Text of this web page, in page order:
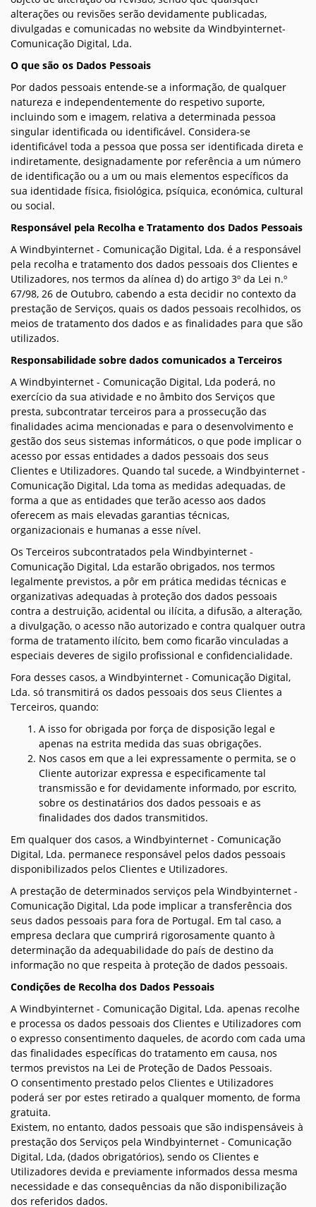
alterações ou revisões serão devidamente publicadas,
divulgadas e comunicadas no website da Windbyinternet-
Comunicação Digital, Lda.
O que são os Dados Pessoais
Por dados pessoais entende-se a informação, de qualquer
natureza e independentemente do respetivo suporte,
incluindo som e imagem, relativa a determinada pessoa
singular identificada ou identificável. Considera-se
identificável toda a pessoa que possa ser identificada direta e
indiretamente, designadamente por referência a um número
de identificação ou a um ou mais elementos específicos da
sua identidade física, fisiológica, psíquica, económica, cultural
ou social.
Responsável pela Recolha e Tratamento dos Dados Pessoais
A Windbyinternet - Comunicação Digital, Lda. é a responsável
pela recolha e tratamento dos dados pessoais dos Clientes e
Utilizadores, nos termos da alínea d) do artigo 3º da Lei n.º
67/98, 26 de Outubro, cabendo a esta decidir no contexto da
prestação de Serviços, quais os dados pessoais recolhidos, os
meios de tratamento dos dados e as finalidades para que são
utilizados.
Responsabilidade sobre dados comunicados a Terceiros
A Windbyinternet - Comunicação Digital, Lda poderá, no
exercício da sua atividade e no âmbito dos Serviços que
presta, subcontratar terceiros para a prossecução das
finalidades acima mencionadas e para o desenvolvimento e
gestão dos seus sistemas informáticos, o que pode implicar o
acesso por essas entidades a dados pessoais dos seus
Clientes e Utilizadores. Quando tal sucede, a Windbyinternet -
Comunicação Digital, Lda toma as medidas adequadas, de
forma a que as entidades que terão acesso aos dados
oferecem as mais elevadas garantias técnicas,
organizacionais e humanas a esse nível.
Os Terceiros subcontratados pela Windbyinternet -
Comunicação Digital, Lda estarão obrigados, nos termos
legalmente previstos, a pôr em prática medidas técnicas e
organizativas adequadas à proteção dos dados pessoais
contra a destruição, acidental ou ilícita, a difusão, a alteração,
a divulgação, o acesso não autorizado e contra qualquer outra
forma de tratamento ilícito, bem como ficarão vinculadas a
especiais deveres de sigilo profissional e confidencialidade.
Fora desses casos, a Windbyinternet - Comunicação Digital,
Lda. só transmitirá os dados pessoais dos seus Clientes a
Terceiros, quando:
A isso for obrigada por força de disposição legal e
apenas na estrita medida das suas obrigações.
Nos casos em que a lei expressamente o permita, se o
Cliente autorizar expressa e especificamente tal
transmissão e for devidamente informado, por escrito,
sobre os destinatários dos dados pessoais e as
finalidades dos dados transmitidos.
Em qualquer dos casos, a Windbyinternet - Comunicação
Digital, Lda. permanece responsável pelos dados pessoais
disponibilizados pelos Clientes e Utilizadores.
A prestação de determinados serviços pela Windbyinternet -
Comunicação Digital, Lda pode implicar a transferência dos
seus dados pessoais para fora de Portugal. Em tal caso, a
empresa declara que cumprirá rigorosamente quanto à
determinação da adequabilidade do país de destino da
informação no que respeita à proteção de dados pessoais.
Condições de Recolha dos Dados Pessoais
A Windbyinternet - Comunicação Digital, Lda. apenas recolhe
e processa os dados pessoais dos Clientes e Utilizadores com
o expresso consentimento daqueles, de acordo com cada uma
das finalidades específicas do tratamento em causa, nos
termos previstos na Lei de Proteção de Dados Pessoais.
O consentimento prestado pelos Clientes e Utilizadores
poderá ser por estes retirado a qualquer momento, de forma
gratuita.
Existem, no entanto, dados pessoais que são indispensáveis à
prestação dos Serviços pela Windbyinternet - Comunicação
Digital, Lda, (dados obrigatórios), sendo os Clientes e
Utilizadores devida e previamente informados dessa mesma
necessidade e das consequências da não disponibilização
dos referidos dados.